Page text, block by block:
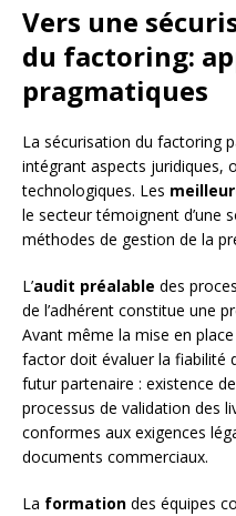
Vers une
du factoring:
pragmatiques
La sécurisation du factoring
intégrant aspects juridiques,
technologiques. Les
le secteur témoignent d’une
méthodes de gestion de la
L’audit préalable des
de l’adhérent constitue une
Avant même la mise en
factor doit évaluer la fiabilité
futur partenaire : existence
processus de validation des
conformes aux exigences
documents commerciaux.
La formation des équipes